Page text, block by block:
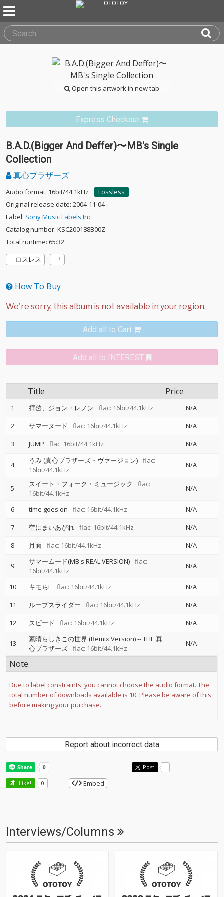
Open this artwork in new tab
Express Checkout
B.A.D.(Bigger And Deffer)〜MB's Single
Collection
真心ブラザーズ
Audio format: 16bit/44.1kHz
Lossless
Original release date: 2004-11-04
Label: Sony Music Labels Inc.
Catalog number: KSC200188B00Z
Total runtime: 65:32
ロスレス
How To Buy
Add all to Cart
Add all to INTEREST
Title Price
1 拝啓、ジョン・レノン flac: 16bit/44.1kHz
N/A
2
サマーヌード flac: 16bit/44.1kHz
N/A
3
JUMP flac: 16bit/44.1kHz N/A
4 うみ (真心ブラザーズ・ヴァージョン) flac:
16bit/44.1kHz
N/A
5 スイート・フォーク・ミュージック
flac:
16bit/44.1kHz
N/A
6 time goes on flac: 16bit/44.1kHz
N/A
7
空にまいあがれ flac: 16bit/44.1kHz
N/A
8
月面 flac: 16bit/44.1kHz N/A
9 サマームード(MB's REAL VERSION) flac:
16bit/44.1kHz
N/A
10 キモちE flac: 16bit/44.1kHz
N/A
11
ループスライダー flac: 16bit/44.1kHz
N/A
12
スピード flac: 16bit/44.1kHz N/A
13 素晴らしきこの世界 (Remix Version)--THE 真
心ブラザーズ flac: 16bit/44.1kHz
N/A
Note
Due to label constraints, you cannot choose the audio format. The
total number of downloads available is 10. Please be aware of this
before making your purchase.
Report about incorrect data
Post -
Like! 0 Embed
Interviews/Columns